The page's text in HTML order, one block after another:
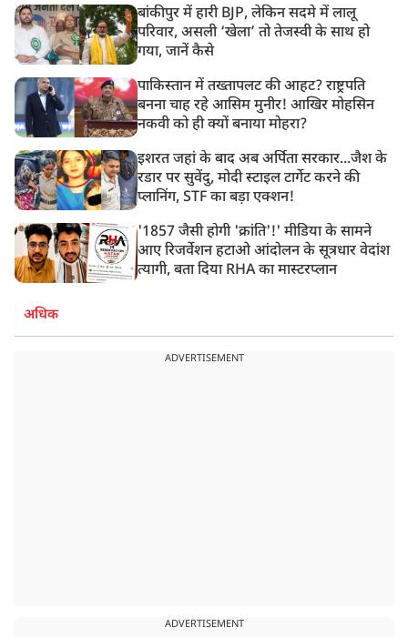
बांकीपुर में हारी BJP, लेकिन सदमे में लालू
परिवार, असली ‘खेला’ तो तेजस्वी के साथ हो
गया, जानें कैसे
पाकिस्तान में तख्तापलट की आहट? राष्ट्रपति
बनना चाह रहे आसिम मुनीर! आखिर मोहसिन
नकवी को ही क्यों बनाया मोहरा?
इशरत जहां के बाद अब अर्पिता सरकार...जैश के
रडार पर सुवेंदु, मोदी स्टाइल टार्गेट करने की
प्लानिंग, STF का बड़ा एक्शन!
'1857 जैसी होगी 'क्रांति'!' मीडिया के सामने
आए रिजर्वेशन हटाओ आंदोलन के सूत्रधार वेदांश
त्यागी, बता दिया RHA का मास्टरप्लान
अधिक
ADVERTISEMENT
ADVERTISEMENT